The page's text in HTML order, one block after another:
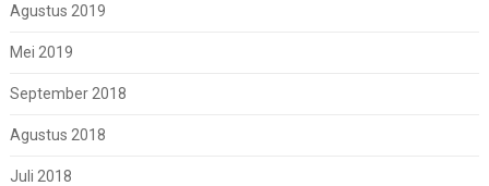
Agustus 2019
Mei 2019
September 2018
Agustus 2018
Juli 2018